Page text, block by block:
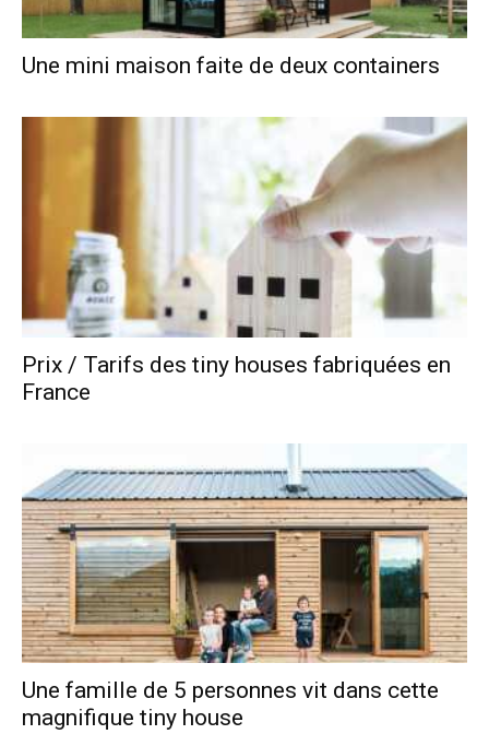
Une mini maison faite de deux containers
Prix / Tarifs des tiny houses fabriquées en
France
Une famille de 5 personnes vit dans cette
magnifique tiny house